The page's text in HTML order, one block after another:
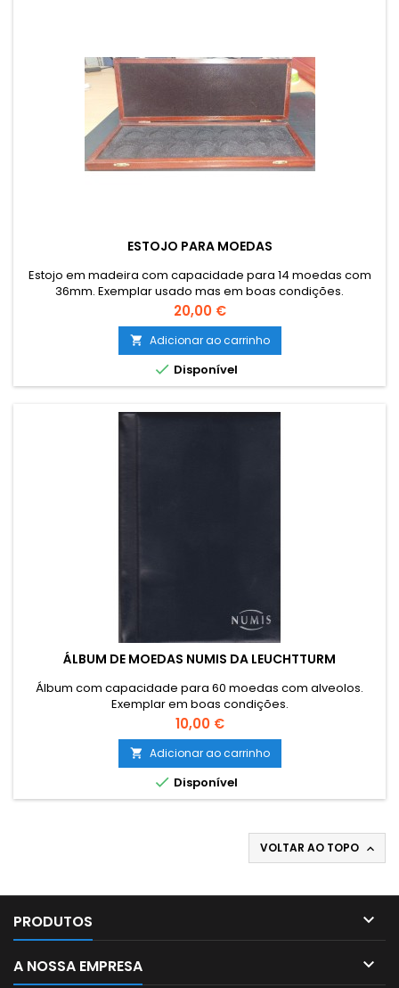
ESTOJO PARA MOEDAS
Estojo em madeira com capacidade para 14 moedas com
36mm. Exemplar usado mas em boas condições.
Preço
20,00 €
 Adicionar ao carrinho
 Disponível
ÁLBUM DE MOEDAS NUMIS DA LEUCHTTURM
Álbum com capacidade para 60 moedas com alveolos.
Exemplar em boas condições.
Preço
10,00 €
 Adicionar ao carrinho
 Disponível
VOLTAR AO TOPO 
PRODUTOS 
A NOSSA EMPRESA 